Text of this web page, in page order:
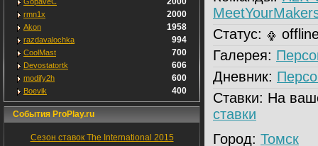
rmn1x 2000
Akon 1958
razdavalochka 994
CoolMast 700
Devostatortk 606
modify2h 600
Boevik 400
События ProPlay.ru
Сезон ставок The International 2015
Статус:
Галерея:
Дневник:
Ставки: На
ставки
Город: Томск